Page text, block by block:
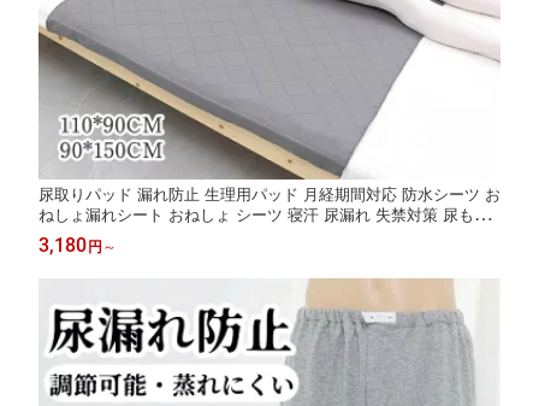
尿取りパッド 漏れ防止 生理用パッド 月経期間対応 防水シーツ お
ねしょ漏れシート おねしょ シーツ 寝汗 尿漏れ 失禁対策 尿もれ
シート 病院用 丸洗い 防水 洗える 尿漏れ対応 介護シーツ 妊娠 介
護 排泄ケア用 吸水性 通気 丸洗い可 お年寄り 高齢者
3,180円 ～